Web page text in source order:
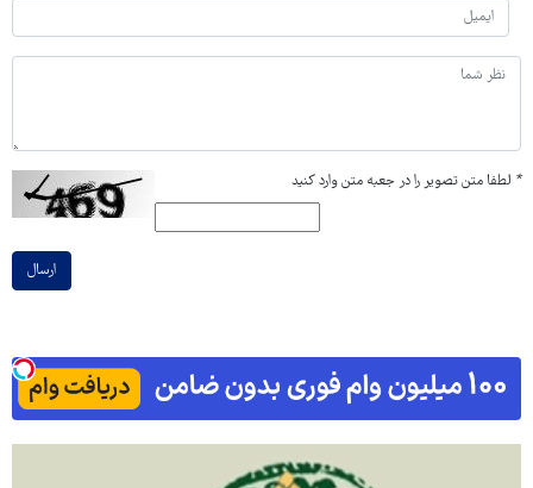
* لطفا متن تصویر را در جعبه متن وارد کنید
ارسال